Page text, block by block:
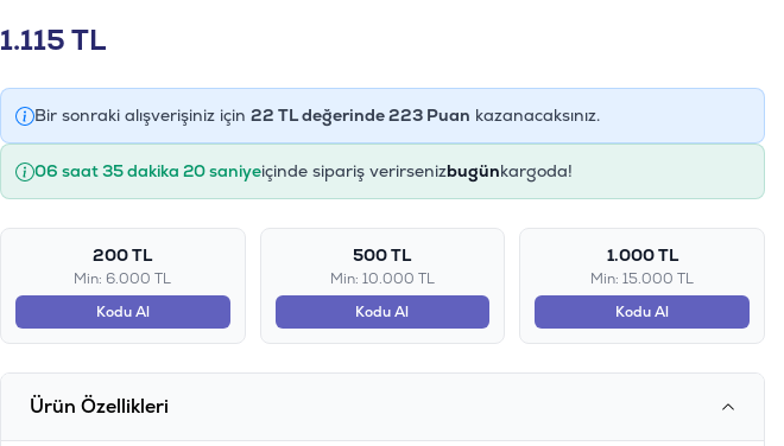
1.115TL
Bir sonraki alışverişiniz için 22 TL değerinde223Puan kazanacaksınız.
06 saat 35 dakika 20 saniyeiçinde sipariş verirsenizbugünkargoda!
200 TL
Min: 6.000 TL
Kodu Al
500 TL
Min: 10.000 TL
Kodu Al
1.000 TL
Min: 15.000 TL
Kodu Al
Ürün Özellikleri